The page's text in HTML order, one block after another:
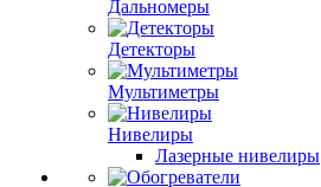
Дальномеры
Детекторы
Мультиметры
Нивелиры
Лазерные нивелиры